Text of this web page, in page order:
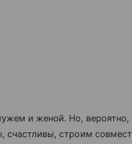
и женой. Но, вероятно,
строим